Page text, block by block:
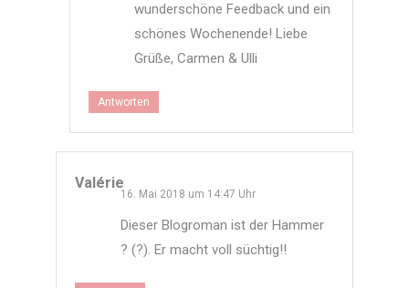
wunderschöne Feedback und ein
schönes Wochenende! Liebe
Grüße, Carmen & Ulli
Antworten
Valérie
16. Mai 2018 um 14:47 Uhr
Dieser Blogroman ist der Hammer
? (?). Er macht voll süchtig!!